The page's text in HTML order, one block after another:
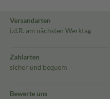
Versandarten
i.d.R. am nächsten Werktag
Zahlarten
sicher und bequem
Bewerte uns